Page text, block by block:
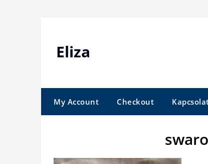
Eliza
My Account Checkout